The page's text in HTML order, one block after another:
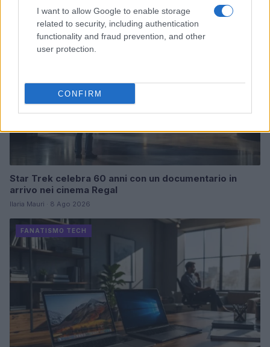
I want to allow Google to enable storage
related to security, including authentication
functionality and fraud prevention, and other
user protection.
CONFIRM
FANATISMO TECH
Star Trek celebra 60 anni con un documentario in
arrivo nei cinema Regal
Ilaria Mauri · 8 Ago 2026
FANATISMO TECH